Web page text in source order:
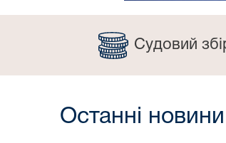
Судовий
Останні новини